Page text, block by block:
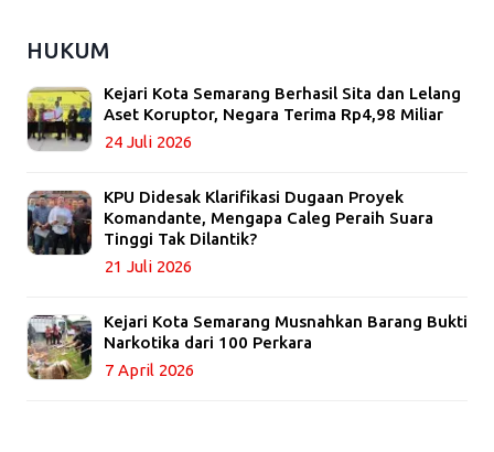
HUKUM
Kejari Kota Semarang Berhasil Sita dan Lelang
Aset Koruptor, Negara Terima Rp4,98 Miliar
24 Juli 2026
KPU Didesak Klarifikasi Dugaan Proyek
Komandante, Mengapa Caleg Peraih Suara
Tinggi Tak Dilantik?
21 Juli 2026
Kejari Kota Semarang Musnahkan Barang Bukti
Narkotika dari 100 Perkara
7 April 2026